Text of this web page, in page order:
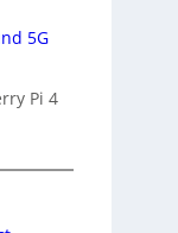
5G
Pi 4